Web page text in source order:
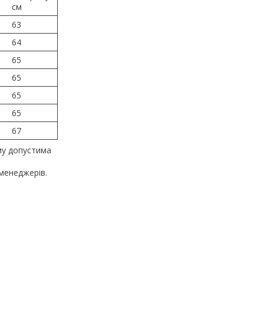
см
63
64
65
65
65
65
67
допустима